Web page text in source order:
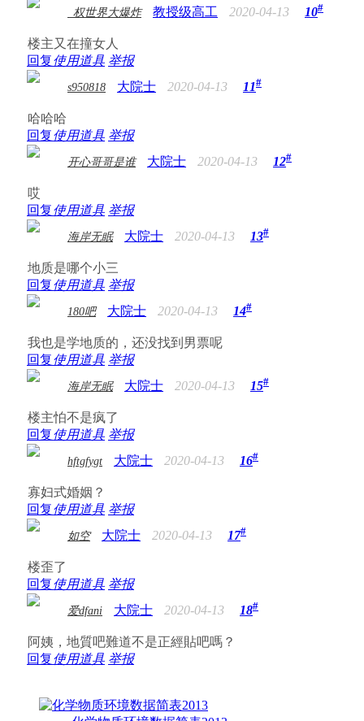
_权世界大爆炸 教授级高工 2020-04-13 10#
楼主又在撞女人
回复使用道具 举报
s950818 大院士 2020-04-13 11#
哈哈哈
回复使用道具 举报
开心哥哥是谁 大院士 2020-04-13 12#
哎
回复使用道具 举报
海岸无眠 大院士 2020-04-13 13#
地质是哪个小三
回复使用道具 举报
180吧 大院士 2020-04-13 14#
我也是学地质的，还没找到男票呢
回复使用道具 举报
海岸无眠 大院士 2020-04-13 15#
楼主怕不是疯了
回复使用道具 举报
hftgfygt 大院士 2020-04-13 16#
寡妇式婚姻？
回复使用道具 举报
如空 大院士 2020-04-13 17#
楼歪了
回复使用道具 举报
爱dfani 大院士 2020-04-13 18#
阿姨，地質吧難道不是正經貼吧嗎？
回复使用道具 举报